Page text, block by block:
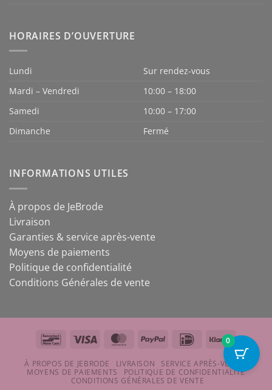
HORAIRES D’OUVERTURE
Lundi
Sur rendez-vous
Mardi – Vendredi
10:00 – 18:00
Samedi
10:00 – 17:00
Dimanche
Fermé
INFORMATIONS UTILES
À propos de JeBrode
Livraison
Garanties & service après-vente
Moyens de paiements
Politique de confidentialité
Conditions Générales de vente
BancontactVisa MasterCardPayPal IDeal Klarna
À PROPOS DE JEBRODE LIVRAISON
SERVICE APRÈS-VENTE
MOYENS DE PAIEMENTS
POLITIQUE DE CONFIDENTIALITÉ
CONDITIONS GÉNÉRALES DE VENTE
0